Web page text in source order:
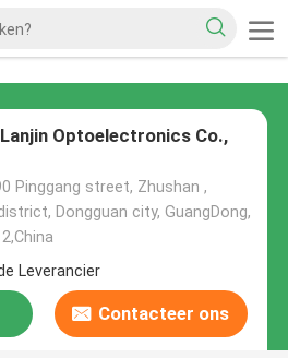
Optoelectronics Co.,
Pinggang street, Zhushan ,
Dongguan city, GuangDong,
Leverancier
Contacteer ons